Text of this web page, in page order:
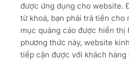
được ứng dụng cho website.
từ khoá, bạn phải trả tiền cho
mục quảng cáo được hiển
phương thức này, website
tiếp cận được với khách hàng